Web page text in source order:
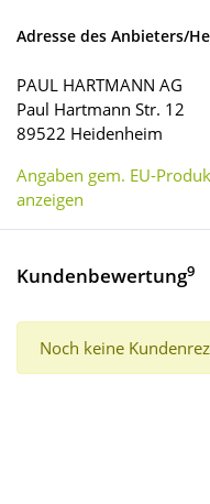
Adresse des Anbieters/
PAUL HARTMANN AG
Paul Hartmann Str. 12
89522 Heidenheim
Angaben gem. EU-
anzeigen
Kundenbewertung9
Noch keine